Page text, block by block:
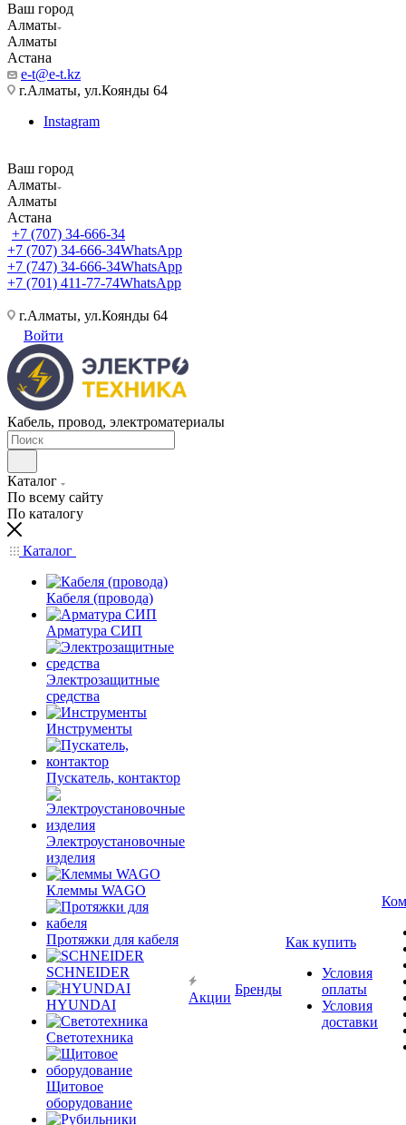
Ваш город
Алматы
Алматы
Астана
e-t@e-t.kz
г.Алматы, ул.Коянды 64
Instagram
Ваш город
Алматы
Алматы
Астана
+7 (707) 34-666-34
+7 (707) 34-666-34WhatsApp
+7 (747) 34-666-34WhatsApp
+7 (701) 411-77-74WhatsApp
г.Алматы, ул.Коянды 64
Войти
Кабель, провод, электроматериалы
Каталог
По всему сайту
По каталогу
Каталог
Кабеля (провода)
Арматура СИП
Электрозащитные
средства
Инструменты
Пускатель, контактор
Электроустановочные
изделия
Клеммы WAGO
Протяжки для кабеля
SCHNEIDER
HYUNDAI
Светотехника
Щитовое
оборудование
Акции
Бренды
Как купить
Условия
оплаты
Условия
доставки